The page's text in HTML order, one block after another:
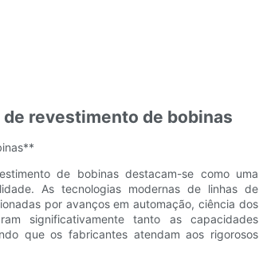
revestimento de bobinas
de bobinas destacam-se como uma
As tecnologias modernas de linhas de
por avanços em automação, ciência dos
significativamente tanto as capacidades
que os fabricantes atendam aos rigorosos